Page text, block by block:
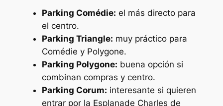
Parking Comédie: el más directo para
el centro.
Parking Triangle: muy práctico para
Comédie y Polygone.
Parking Polygone: buena opción si
combinan compras y centro.
Parking Corum: interesante si quieren
entrar por la Esplanade Charles de